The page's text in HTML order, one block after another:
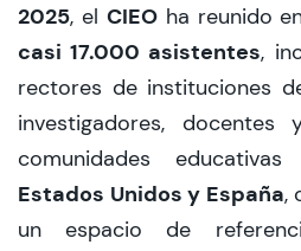
2025, el CIEOha reunido
casi 17.000 asistentes,
rectores de instituciones
investigadores, docentes
comunidades
Estados Unidos y España,
un espacio de